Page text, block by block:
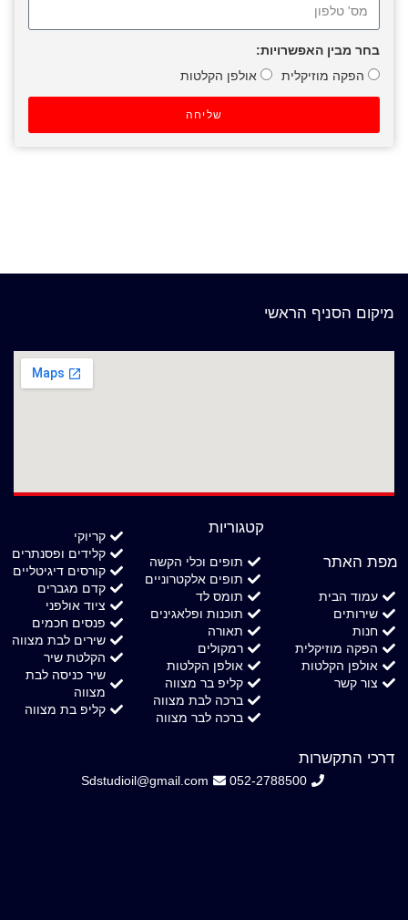
בחר מבין האפשרויות:
הפקה מוזיקלית
אולפן הקלטות
שליחה
מיקום הסניף הראשי
מפת האתר
עמוד הבית
שירותים
חנות
הפקה מוזיקלית
אולפן הקלטות
צור קשר
קטגוריות
תופים וכלי הקשה
תופים אלקטרוניים
תומס לד
תוכנות ופלאגינים
תאורה
רמקולים
אולפן הקלטות
קליפ בר מצווה
ברכה לבת מצווה
ברכה לבר מצווה
קריוקי
קלידים ופסנתרים
קורסים דיגיטליים
קדם מגברים
ציוד אולפני
פנסים חכמים
שירים לבת מצווה
הקלטת שיר
שיר כניסה לבת
מצווה
קליפ בת מצווה
דרכי התקשרות
052-2788500
Sdstudioil@gmail.com